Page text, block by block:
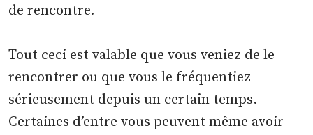
de rencontre.
Tout ceci est valable que vous veniez de le
rencontrer ou que vous le fréquentiez
sérieusement depuis un certain temps.
Certaines d’entre vous peuvent même avoir